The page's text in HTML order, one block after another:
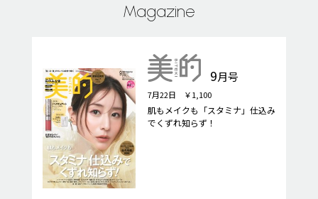
Magazine
9月号
7月22日 ￥1,100
肌もメイクも「スタミナ」仕込み
でくずれ知らず！